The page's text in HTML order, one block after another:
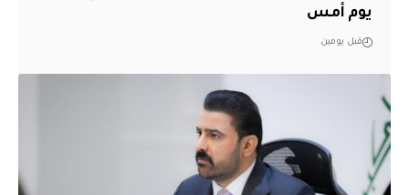
يوم أمس
قبل يومين